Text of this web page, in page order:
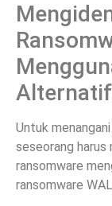
Untuk
seseorang harus
ransomware
ransomware